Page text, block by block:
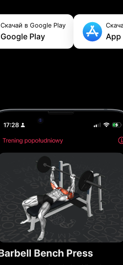
Скачай в Google Play
Google Play App